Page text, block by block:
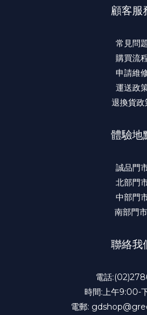
顧客服
常見問
購買流
申請維
運送政
退換貨政
體驗地
誠品門
北部門
中部門
南部門市
聯絡我
電話
時間:上午9:00-
電郵: